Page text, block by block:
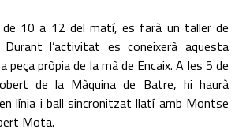
10 a 12 del matí, es farà un taller de
Durant l’activitat es coneixerà aquesta
peça pròpia de la mà de Encaix. A les 5 de
de la Màquina de Batre, hi haurà
línia i ball sincronitzat llatí amb Montse
Mota.